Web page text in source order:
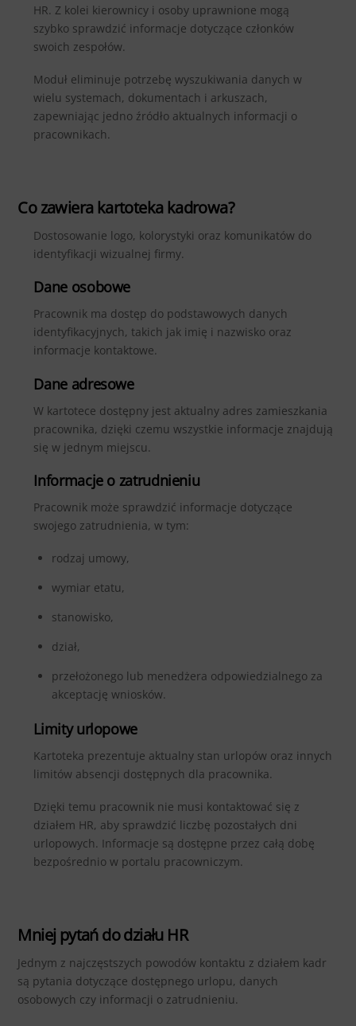
HR. Z kolei kierownicy i osoby uprawnione mogą
szybko sprawdzić informacje dotyczące członków
swoich zespołów.
Moduł eliminuje potrzebę wyszukiwania danych w
wielu systemach, dokumentach i arkuszach,
zapewniając jedno źródło aktualnych informacji o
pracownikach.
Co zawiera kartoteka kadrowa?
Dostosowanie logo, kolorystyki oraz komunikatów do
identyfikacji wizualnej firmy.
Dane osobowe
Pracownik ma dostęp do podstawowych danych
identyfikacyjnych, takich jak imię i nazwisko oraz
informacje kontaktowe.
Dane adresowe
W kartotece dostępny jest aktualny adres zamieszkania
pracownika, dzięki czemu wszystkie informacje znajdują
się w jednym miejscu.
Informacje o zatrudnieniu
Pracownik może sprawdzić informacje dotyczące
swojego zatrudnienia, w tym:
rodzaj umowy,
wymiar etatu,
stanowisko,
dział,
przełożonego lub menedżera odpowiedzialnego za
akceptację wniosków.
Limity urlopowe
Kartoteka prezentuje aktualny stan urlopów oraz innych
limitów absencji dostępnych dla pracownika.
Dzięki temu pracownik nie musi kontaktować się z
działem HR, aby sprawdzić liczbę pozostałych dni
urlopowych. Informacje są dostępne przez całą dobę
bezpośrednio w portalu pracowniczym.
Mniej pytań do działu HR
Jednym z najczęstszych powodów kontaktu z działem kadr
są pytania dotyczące dostępnego urlopu, danych
osobowych czy informacji o zatrudnieniu.